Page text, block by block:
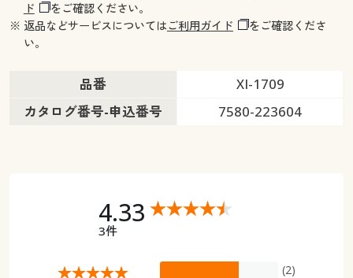
ド
をご確認ください。
※ 返品などサービスについてはご利用ガイド
をご確認くださ
い。
品番
XI-1709
カタログ番号-申込番号
7580-223604
4.33
3件
(2)